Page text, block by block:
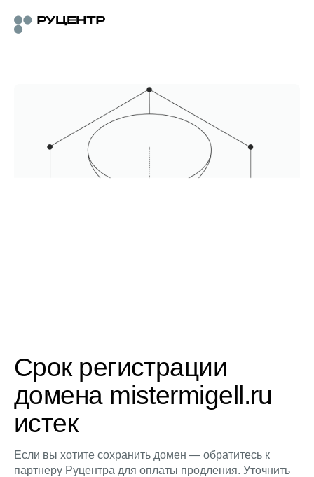
Срок регистрации
домена mistermigell.ru
истек
Если вы хотите сохранить домен — обратитесь к
партнеру Руцентра для оплаты продления. Уточнить